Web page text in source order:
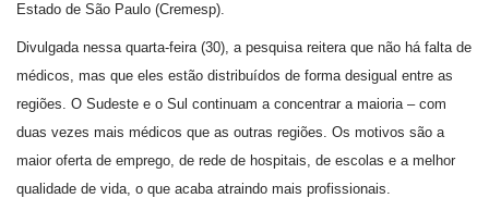
Estado de São Paulo (Cremesp).
Divulgada nessa quarta-feira (30), a pesquisa reitera que não há falta de
médicos, mas que eles estão distribuídos de forma desigual entre as
regiões. O Sudeste e o Sul continuam a concentrar a maioria – com
duas vezes mais médicos que as outras regiões. Os motivos são a
maior oferta de emprego, de rede de hospitais, de escolas e a melhor
qualidade de vida, o que acaba atraindo mais profissionais.